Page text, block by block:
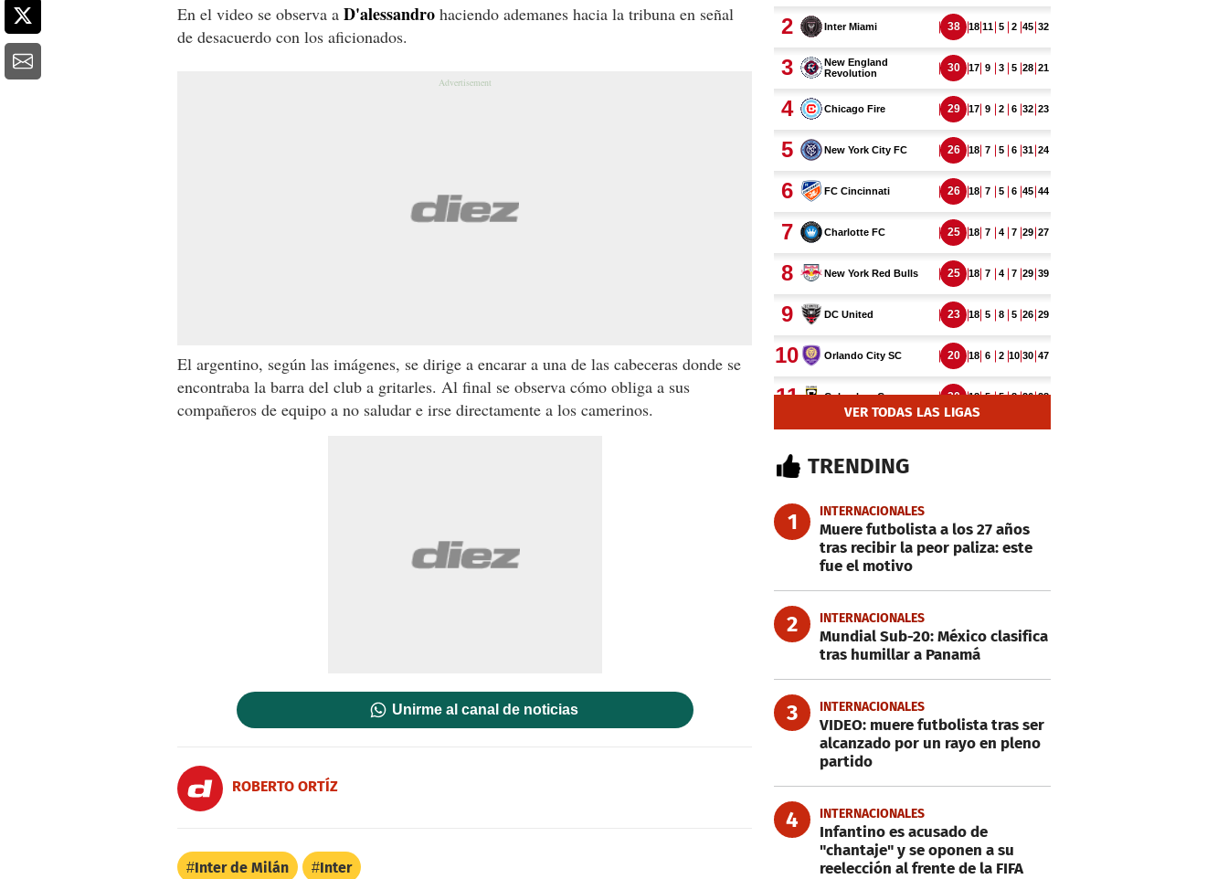
En el video se observa a D'alessandro haciendo ademanes hacia la tribuna en señal
de desacuerdo con los aficionados.
El argentino, según las imágenes, se dirige a encarar a una de las cabeceras donde se
encontraba la barra del club a gritarles. Al final se observa cómo obliga a sus
compañeros de equipo a no saludar e irse directamente a los camerinos.
Unirme al canal de noticias
ROBERTO ORTÍZ
Inter de Milán Inter
VER TODAS LAS LIGAS
TRENDING
1 INTERNACIONALES
Muere futbolista a los 27 años
tras recibir la peor paliza: este
fue el motivo
2 INTERNACIONALES
Mundial Sub-20: México clasifica
tras humillar a Panamá
3 INTERNACIONALES
VIDEO: muere futbolista tras ser
alcanzado por un rayo en pleno
partido
4 INTERNACIONALES
Infantino es acusado de
"chantaje" y se oponen a su
reelección al frente de la FIFA